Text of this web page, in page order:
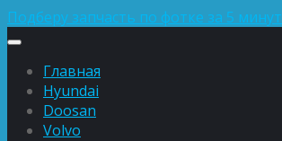
Подберу запчасть по фотке за 5 минут
Главная
Hyundai
Doosan
Volvo